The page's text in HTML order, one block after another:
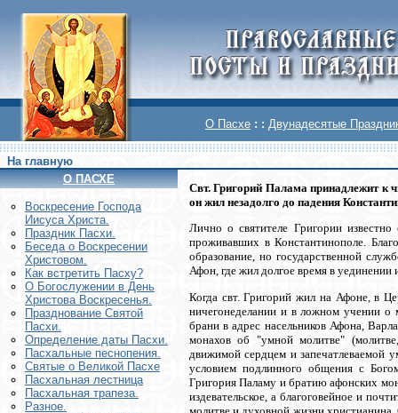
О Пасхе : : Двунадесятые
На главную
О ПАСХЕ
Воскреcение Господа
Иисуса Христа.
Праздник Пасхи.
Беседа о Воскресении
Христовом.
Как встретить Пасху?
О Богослужении в День
Христова Воскресенья.
Празднование Святой
Пасхи.
Определение даты Пасхи.
Пасхальные песнопения.
Святые о Великой Пасхе
Пасхальная лестница
Пасхальная трапеза.
Разное.
Свт. Григорий Палама принадлежит к
он жил незадолго до падения
Лично о святителе Григории
проживавших в Константинополе.
образование, но государственной
Афон, где жил долгое время в уединении
Когда свт. Григорий жил на Афоне, в
ничегонеделании и в ложном учении о
брани в адрес насельников Афона,
монахов об "умной молитве"
движимой сердцем и запечатлеваемой
условием подлинного общения с
Григория Паламу и братию афонских
издевательское, а благоговейное и